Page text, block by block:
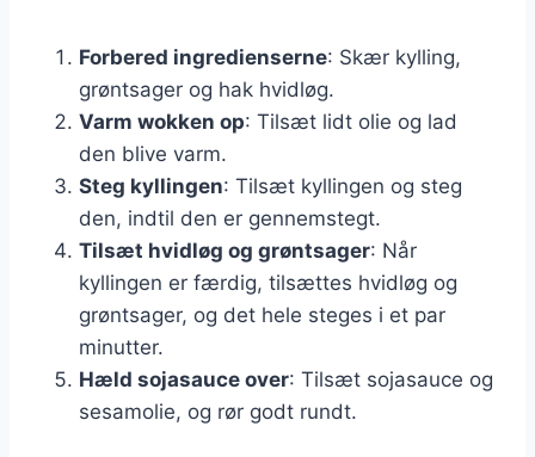
Forbered ingredienserne: Skær kylling,
grøntsager og hak hvidløg.
Varm wokken op: Tilsæt lidt olie og lad
den blive varm.
Steg kyllingen: Tilsæt kyllingen og steg
den, indtil den er gennemstegt.
Tilsæt hvidløg og grøntsager: Når
kyllingen er færdig, tilsættes hvidløg og
grøntsager, og det hele steges i et par
minutter.
Hæld sojasauce over: Tilsæt sojasauce og
sesamolie, og rør godt rundt.